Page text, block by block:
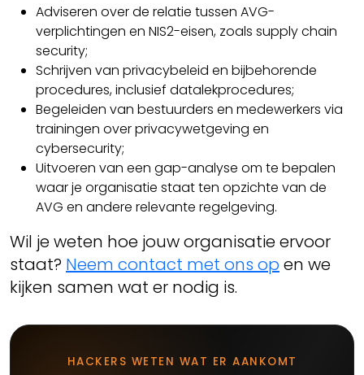
Adviseren over de relatie tussen AVG-
verplichtingen en NIS2-eisen, zoals supply chain
security;
Schrijven van privacybeleid en bijbehorende
procedures, inclusief datalekprocedures;
Begeleiden van bestuurders en medewerkers via
trainingen over privacywetgeving en
cybersecurity;
Uitvoeren van een gap-analyse om te bepalen
waar je organisatie staat ten opzichte van de
AVG en andere relevante regelgeving.
Wil je weten hoe jouw organisatie ervoor
staat? Neem contact met ons op en we
kijken samen wat er nodig is.
HACKERS WETEN WAT ER AANKOMT